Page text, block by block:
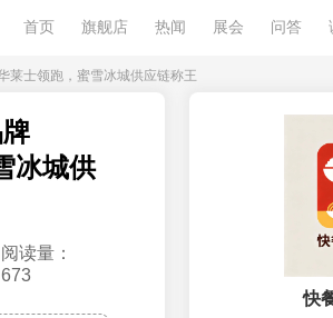
首页 旗舰店 热闻 展会 问答
莱士领跑，蜜雪冰城供应链称王
冰城供
阅读量：
673
快